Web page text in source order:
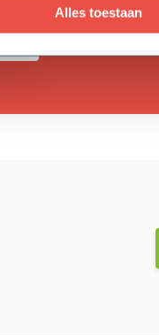
Alles toestaan